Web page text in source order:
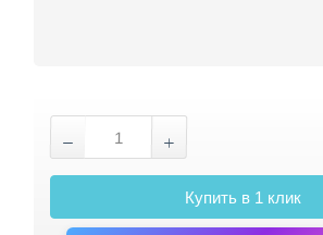
Купить в 1 клик